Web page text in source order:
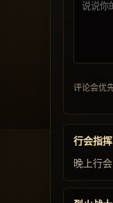
评论会优
行会指挥
晚上行